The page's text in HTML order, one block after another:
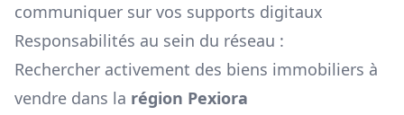
communiquer sur vos supports digitaux
Responsabilités au sein du réseau :
Rechercher activement des biens immobiliers à
vendre dans la région Pexiora